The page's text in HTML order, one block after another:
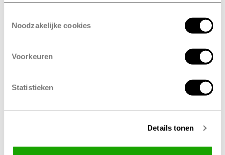
Noodzakelijke cookies
Voorkeuren
Statistieken
Details tonen
services? Laat je gegevens achter in het onderstaande
formulier, en wij bellen je binnen 24 uur terug. Ons
team staat klaar om je snel en persoonlijk te helpen.